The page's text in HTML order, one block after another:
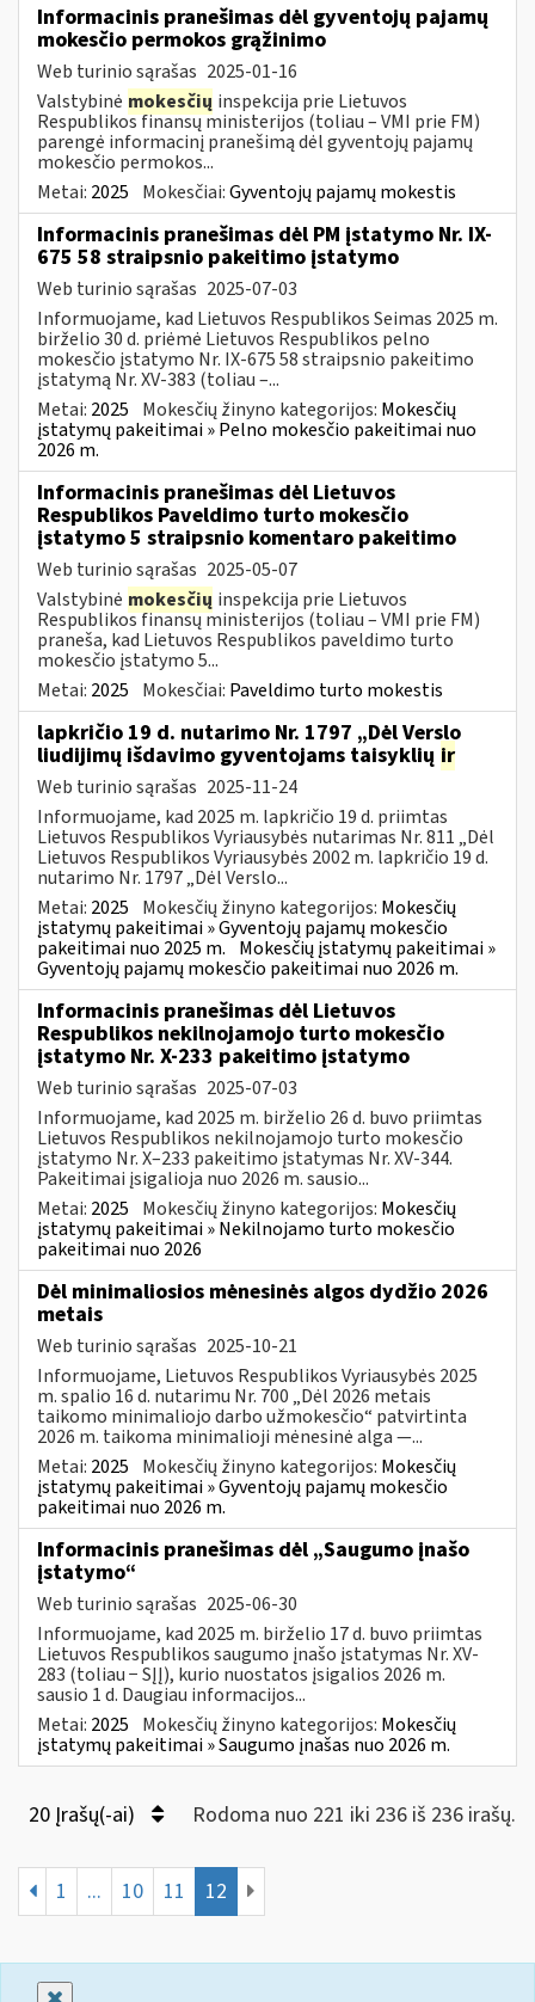
Informacinis pranešimas dėl gyventojų pajamų
mokesčio permokos grąžinimo
Web turinio sąrašas 2025-01-16
Valstybinė mokesčių inspekcija prie Lietuvos
Respublikos finansų ministerijos (toliau – VMI prie FM)
parengė informacinį pranešimą dėl gyventojų pajamų
mokesčio permokos...
Metai: 2025 Mokesčiai:Gyventojų pajamų mokestis
Informacinis pranešimas dėl PM įstatymo Nr. IX-
675 58 straipsnio pakeitimo įstatymo
Web turinio sąrašas 2025-07-03
Informuojame, kad Lietuvos Respublikos Seimas 2025 m.
birželio 30 d. priėmė Lietuvos Respublikos pelno
mokesčio įstatymo Nr. IX-675 58 straipsnio pakeitimo
įstatymą Nr. XV-383 (toliau –...
Metai: 2025 Mokesčių žinyno kategorijos: Mokesčių
įstatymų pakeitimai » Pelno mokesčio pakeitimai nuo
2026 m.
Informacinis pranešimas dėl Lietuvos
Respublikos Paveldimo turto mokesčio
įstatymo 5 straipsnio komentaro pakeitimo
Web turinio sąrašas 2025-05-07
Valstybinė mokesčių inspekcija prie Lietuvos
Respublikos finansų ministerijos (toliau – VMI prie FM)
praneša, kad Lietuvos Respublikos paveldimo turto
mokesčio įstatymo 5...
Metai: 2025 Mokesčiai: Paveldimo turto mokestis
lapkričio 19 d. nutarimo Nr. 1797 „Dėl Verslo
liudijimų išdavimo gyventojams taisyklių ir
Web turinio sąrašas 2025-11-24
Informuojame, kad 2025 m. lapkričio 19 d. priimtas
Lietuvos Respublikos Vyriausybės nutarimas Nr. 811 „Dėl
Lietuvos Respublikos Vyriausybės 2002 m. lapkričio 19 d.
nutarimo Nr. 1797 „Dėl Verslo...
Metai: 2025 Mokesčių žinyno kategorijos: Mokesčių
įstatymų pakeitimai » Gyventojų pajamų mokesčio
pakeitimai nuo 2025 m. Mokesčių įstatymų pakeitimai »
Gyventojų pajamų mokesčio pakeitimai nuo 2026 m.
Informacinis pranešimas dėl Lietuvos
Respublikos nekilnojamojo turto mokesčio
įstatymo Nr. X-233 pakeitimo įstatymo
Web turinio sąrašas 2025-07-03
Informuojame, kad 2025 m. birželio 26 d. buvo priimtas
Lietuvos Respublikos nekilnojamojo turto mokesčio
įstatymo Nr. X–233 pakeitimo įstatymas Nr. XV-344.
Pakeitimai įsigalioja nuo 2026 m. sausio...
Metai: 2025 Mokesčių žinyno kategorijos: Mokesčių
įstatymų pakeitimai » Nekilnojamo turto mokesčio
pakeitimai nuo 2026
Dėl minimaliosios mėnesinės algos dydžio 2026
metais
Web turinio sąrašas 2025-10-21
Informuojame, Lietuvos Respublikos Vyriausybės 2025
m. spalio 16 d. nutarimu Nr. 700 „Dėl 2026 metais
taikomo minimaliojo darbo užmokesčio“ patvirtinta
2026 m. taikoma minimalioji mėnesinė alga —...
Metai: 2025 Mokesčių žinyno kategorijos: Mokesčių
įstatymų pakeitimai » Gyventojų pajamų mokesčio
pakeitimai nuo 2026 m.
Informacinis pranešimas dėl „Saugumo įnašo
įstatymo“
Web turinio sąrašas 2025-06-30
Informuojame, kad 2025 m. birželio 17 d. buvo priimtas
Lietuvos Respublikos saugumo įnašo įstatymas Nr. XV-
283 (toliau − SĮĮ), kurio nuostatos įsigalios 2026 m.
sausio 1 d. Daugiau informacijos...
Metai: 2025 Mokesčių žinyno kategorijos: Mokesčių
įstatymų pakeitimai » Saugumo įnašas nuo 2026 m.
20 Įrašų(-ai) Rodoma nuo 221 iki 236 iš 236 irašų.
1 ... 10 11 12